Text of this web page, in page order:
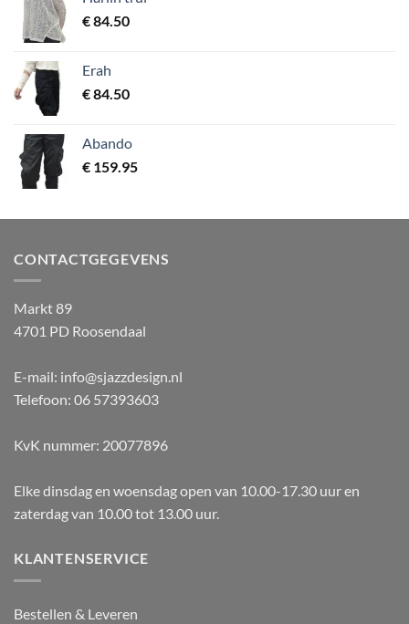
€84.50
Erah
€84.50
Abando
€ 159.95
CONTACTGEGEVENS
Markt 89
4701 PD Roosendaal
E-mail: info@sjazzdesign.nl
Telefoon: 06 57393603
KvK nummer: 20077896
Elke dinsdag en woensdag open van 10.00-17.30 uur en
zaterdag van 10.00 tot 13.00 uur.
KLANTENSERVICE
Bestellen & Leveren